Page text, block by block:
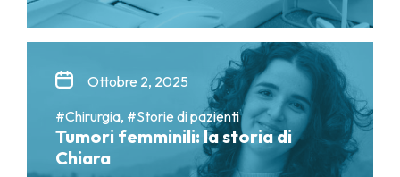
Ottobre 2, 2025
#Chirurgia, #Storie di pazienti
Tumori femminili: la storia di
Chiara